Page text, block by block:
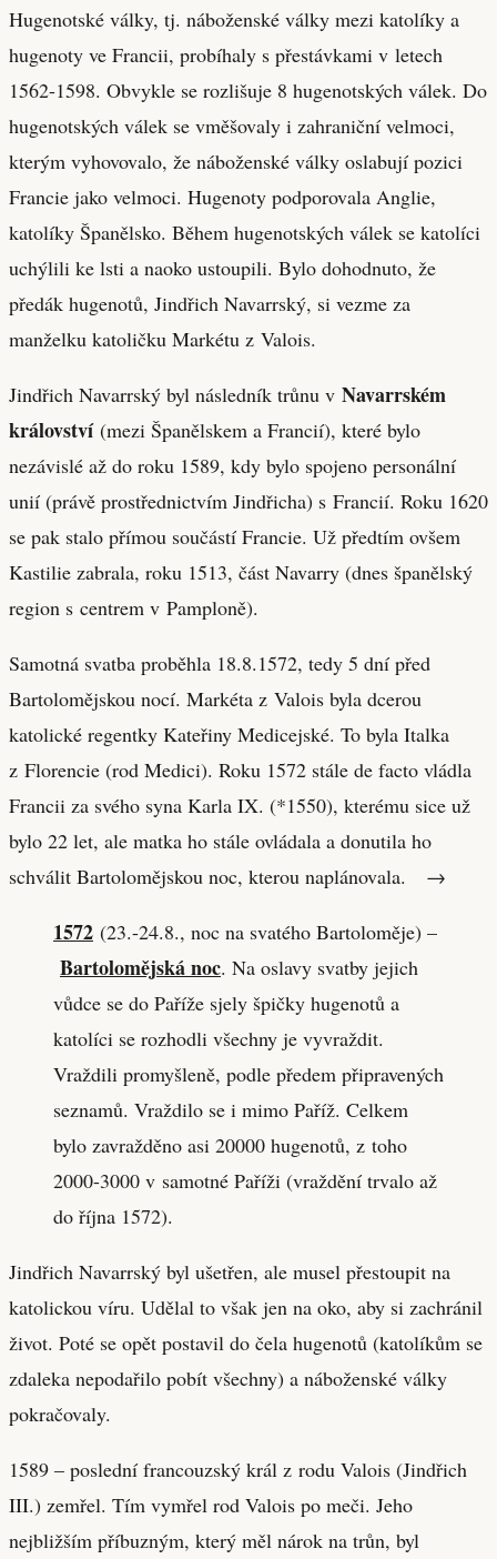
Hugenotské války, tj. náboženské války mezi katolíky a
hugenoty ve Francii, probíhaly s přestávkami v letech
1562-1598. Obvykle se rozlišuje 8 hugenotských válek. Do
hugenotských válek se vměšovaly i zahraniční velmoci,
kterým vyhovovalo, že náboženské války oslabují pozici
Francie jako velmoci. Hugenoty podporovala Anglie,
katolíky Španělsko. Během hugenotských válek se katolíci
uchýlili ke lsti a naoko ustoupili. Bylo dohodnuto, že
předák hugenotů, Jindřich Navarrský, si vezme za
manželku katoličku Markétu z Valois.
Jindřich Navarrský byl následník trůnu v Navarrském
království(mezi Španělskem a Francií), které bylo
nezávislé až do roku 1589, kdy bylo spojeno personální
unií (právě prostřednictvím Jindřicha) s Francií. Roku 1620
se pak stalo přímou součástí Francie. Už předtím ovšem
Kastilie zabrala, roku 1513, část Navarry (dnes španělský
region s centrem v Pamploně).
Samotná svatba proběhla 18.8.1572, tedy 5 dní před
Bartolomějskou nocí. Markéta z Valois byla dcerou
katolické regentky Kateřiny Medicejské. To byla Italka
z Florencie (rod Medici). Roku 1572 stále de facto vládla
Francii za svého syna Karla IX. (*1550), kterému sice už
bylo 22 let, ale matka ho stále ovládala a donutila ho
schválit Bartolomějskou noc, kterou naplánovala. →
1572 (23.-24.8., noc na svatého Bartoloměje) –
Bartolomějská noc. Na oslavy svatby jejich
vůdce se do Paříže sjely špičky hugenotů a
katolíci se rozhodli všechny je vyvraždit.
Vraždili promyšleně, podle předem připravených
seznamů. Vraždilo se i mimo Paříž. Celkem
bylo zavražděno asi 20000 hugenotů, z toho
2000-3000 v samotné Paříži (vraždění trvalo až
do října 1572).
Jindřich Navarrský byl ušetřen, ale musel přestoupit na
katolickou víru. Udělal to však jen na oko, aby si zachránil
život. Poté se opět postavil do čela hugenotů (katolíkům se
zdaleka nepodařilo pobít všechny) a náboženské války
pokračovaly.
1589 – poslední francouzský král z rodu Valois (Jindřich
III.) zemřel. Tím vymřel rod Valois po meči. Jeho
nejbližším příbuzným, který měl nárok na trůn, byl